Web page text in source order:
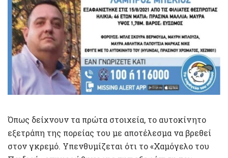
Όπως δείχνουν τα πρώτα στοιχεία, το αυτοκίνητο
εξετράπη της πορείας του με αποτέλεσμα να βρεθεί
στον γκρεμό. Υπενθυμίζεται ότι το «Χαμόγελο του